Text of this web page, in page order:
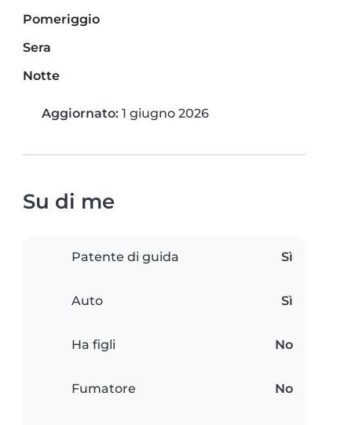
Pomeriggio
Sera
Notte
Aggiornato: 1 giugno 2026
Su di me
Patente di guida Sì
Auto Sì
Ha figli No
Fumatore No